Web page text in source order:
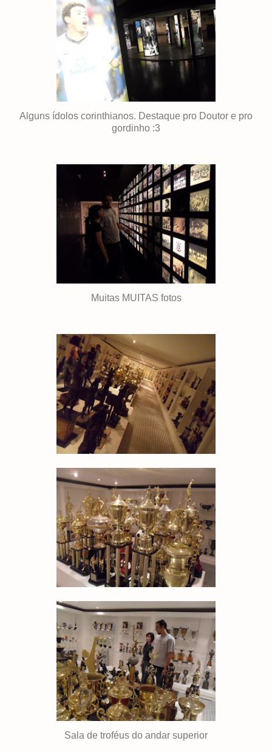
Alguns ídolos corinthianos. Destaque pro Doutor e pro
gordinho :3
Muitas MUITAS fotos
Sala de troféus do andar superior